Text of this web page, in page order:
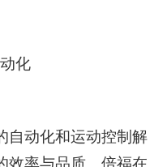
动化和运动控制解
效率与品质。倍福在